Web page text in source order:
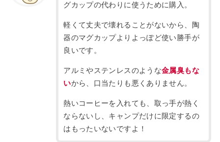
グカップの代わりに使うために購入。
軽くて丈夫で壊れることがないから、陶
器のマグカップよりよっぽど使い勝手が
良いです。
アルミやステンレスのような金属臭もな
いから、口当たりも悪くありません。
熱いコーヒーを入れても、取っ手が熱く
ならないし、キャンプだけに限定するの
はもったいないですよ！